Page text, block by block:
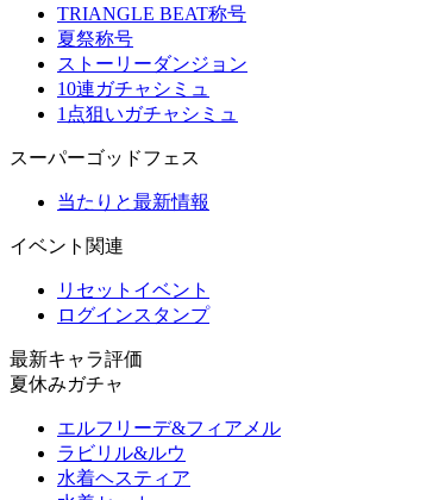
TRIANGLE BEAT称号
夏祭称号
ストーリーダンジョン
10連ガチャシミュ
1点狙いガチャシミュ
スーパーゴッドフェス
当たりと最新情報
イベント関連
リセットイベント
ログインスタンプ
最新キャラ評価
夏休みガチャ
エルフリーデ&フィアメル
ラビリル&ルウ
水着ヘスティア